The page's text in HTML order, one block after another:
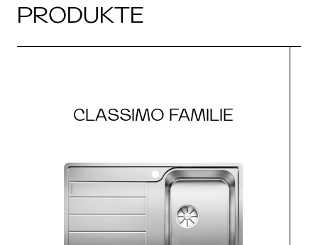
PRODUKTE
CLASSIMO FAMILIE